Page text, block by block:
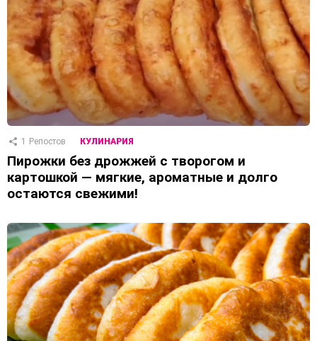
1 Репостов КУЛИНАРИЯ
Пирожки без дрожжей с творогом и
картошкой — мягкие, ароматные и долго
остаются свежими!